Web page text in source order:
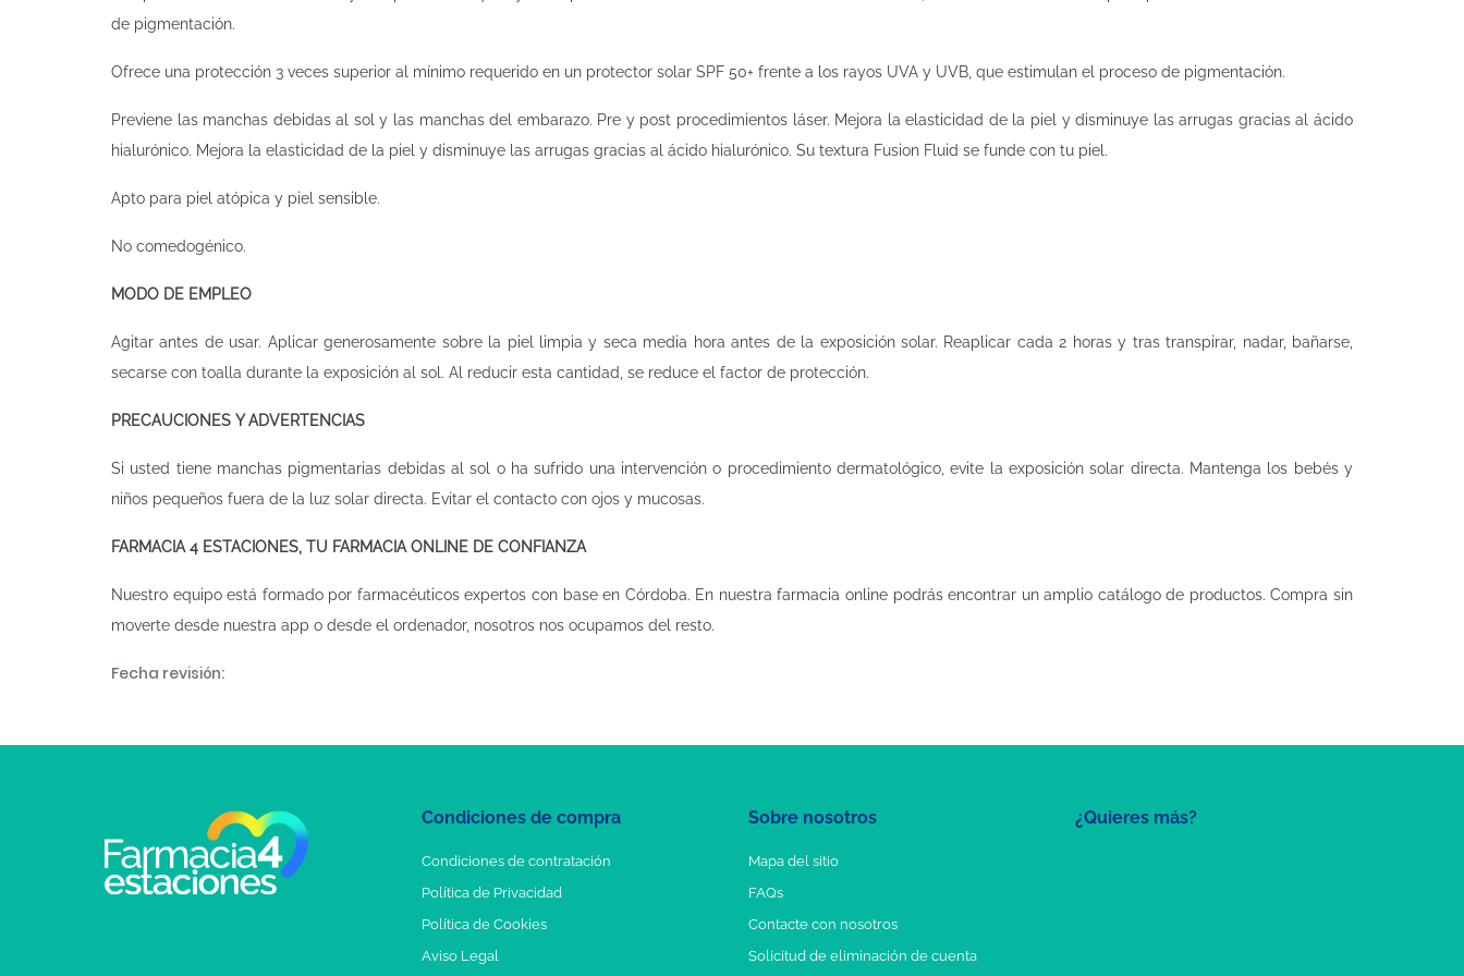
de pigmentación.
Ofrece una protección 3 veces superior al mínimo requerido en un protector solar SPF 50+ frente a los rayos UVA y UVB, que estimulan el proceso de pigmentación.
Previene las manchas debidas al sol y las manchas del embarazo. Pre y post procedimientos láser. Mejora la elasticidad de la piel y disminuye las arrugas gracias al ácido
hialurónico. Mejora la elasticidad de la piel y disminuye las arrugas gracias al ácido hialurónico. Su textura Fusion Fluid se funde con tu piel.
Apto para piel atópica y piel sensible.
No comedogénico.
MODO DE EMPLEO
Agitar antes de usar. Aplicar generosamente sobre la piel limpia y seca media hora antes de la exposición solar. Reaplicar cada 2 horas y tras transpirar, nadar, bañarse,
secarse con toalla durante la exposición al sol. Al reducir esta cantidad, se reduce el factor de protección.
PRECAUCIONES Y ADVERTENCIAS
Si usted tiene manchas pigmentarias debidas al sol o ha sufrido una intervención o procedimiento dermatológico, evite la exposición solar directa. Mantenga los bebés y
niños pequeños fuera de la luz solar directa. Evitar el contacto con ojos y mucosas.
FARMACIA 4 ESTACIONES, TU FARMACIA ONLINE DE CONFIANZA
Nuestro equipo está formado por farmacéuticos expertos con base en Córdoba. En nuestrafarmacia onlinepodrás encontrar un amplio catálogo de productos. Compra sin
moverte desde nuestra app o desde el ordenador, nosotros nos ocupamos del resto.
Fecha revisión:
¿Quieres más?
Condiciones de compra
Condiciones de contratación
Política de Privacidad
Política de Cookies
Aviso Legal
Sobre nosotros
Mapa del sitio
FAQs
Contacte con nosotros
Solicitud de eliminación de cuenta